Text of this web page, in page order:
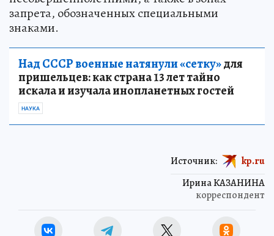
запрета, обозначенных специальными
знаками.
Над СССР военные натянули «сетку»для
пришельцев: как страна 13 лет тайно
искала и изучала инопланетных гостей
НАУКА
Ирина КАЗАНИНА
корреспондент
Источник: kp.ru